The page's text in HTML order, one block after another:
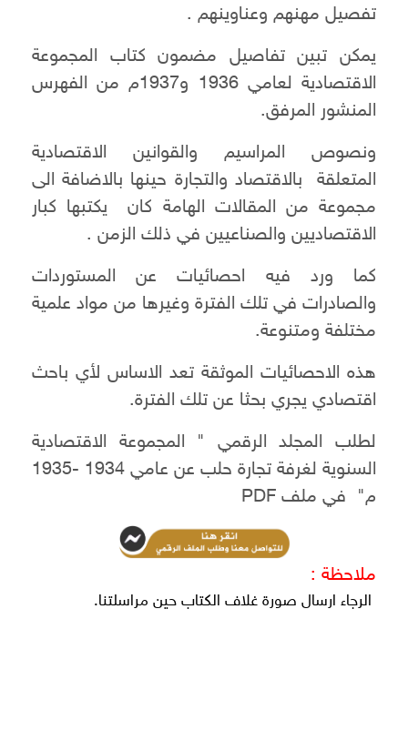
تفصيل مهنهم وعناوينهم .
يمكن تبين تفاصيل مضمون كتاب المجموعة
الاقتصادية لعامي 1936 و1937م من الفهرس
المنشور المرفق.
ونصوص المراسيم والقوانين الاقتصادية
المتعلقة بالاقتصاد والتجارة حينها بالاضافة الى
مجموعة من المقالات الهامة كان يكتبها كبار
الاقتصاديين والصناعيين في ذلك الزمن .
كما ورد فيه احصائيات عن المستوردات
والصادرات في تلك الفترة وغيرها من مواد علمية
مختلفة ومتنوعة.
هذه الاحصائيات الموثقة تعد الاساس لأي باحث
اقتصادي يجري بحثا عن تلك الفترة.
لطلب المجلد الرقمي " المجموعة الاقتصادية
السنوية لغرفة تجارة حلب عن عامي 1934 -1935
م" في ملف PDF
ملاحظة :
الرجاء ارسال صورة غلاف الكتاب حين مراسلتنا.